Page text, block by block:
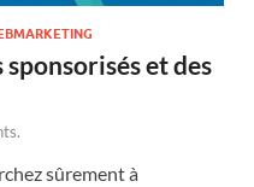
et des
sûrement à